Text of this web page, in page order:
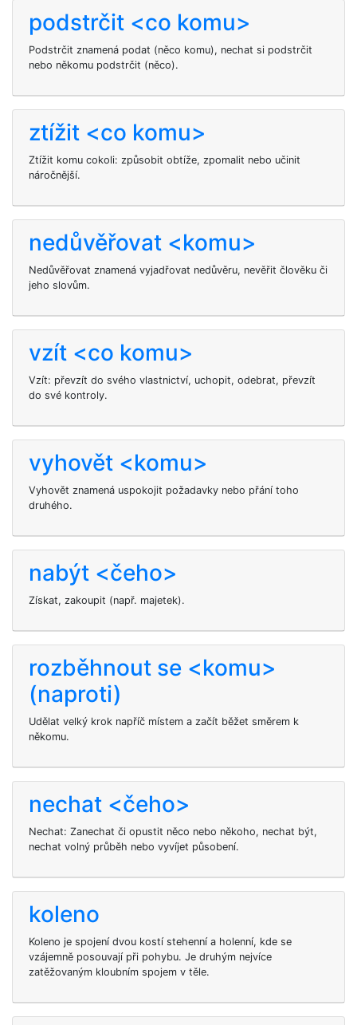
podstrčit <co komu>
Podstrčit znamená podat (něco komu), nechat si podstrčit
nebo někomu podstrčit (něco).
ztížit <co komu>
Ztížit komu cokoli: způsobit obtíže, zpomalit nebo učinit
náročnější.
nedůvěřovat <komu>
Nedůvěřovat znamená vyjadřovat nedůvěru, nevěřit člověku či
jeho slovům.
vzít <co komu>
Vzít: převzít do svého vlastnictví, uchopit, odebrat, převzít
do své kontroly.
vyhovět <komu>
Vyhovět znamená uspokojit požadavky nebo přání toho
druhého.
nabýt <čeho>
Získat, zakoupit (např. majetek).
rozběhnout se <komu>
(naproti)
Udělat velký krok napříč místem a začít běžet směrem k
někomu.
nechat <čeho>
Nechat: Zanechat či opustit něco nebo někoho, nechat být,
nechat volný průběh nebo vyvíjet působení.
koleno
Koleno je spojení dvou kostí stehenní a holenní, kde se
vzájemně posouvají při pohybu. Je druhým nejvíce
zatěžovaným kloubním spojem v těle.